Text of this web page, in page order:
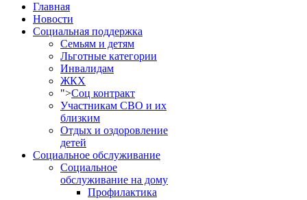
Главная
Новости
Социальная поддержка
Семьям и детям
Льготные категории
Инвалидам
ЖКХ
">Соц контракт
Участникам СВО и их
близким
Отдых и оздоровление
детей
Социальное обслуживание
Социальное
обслуживание на дому
Профилактика